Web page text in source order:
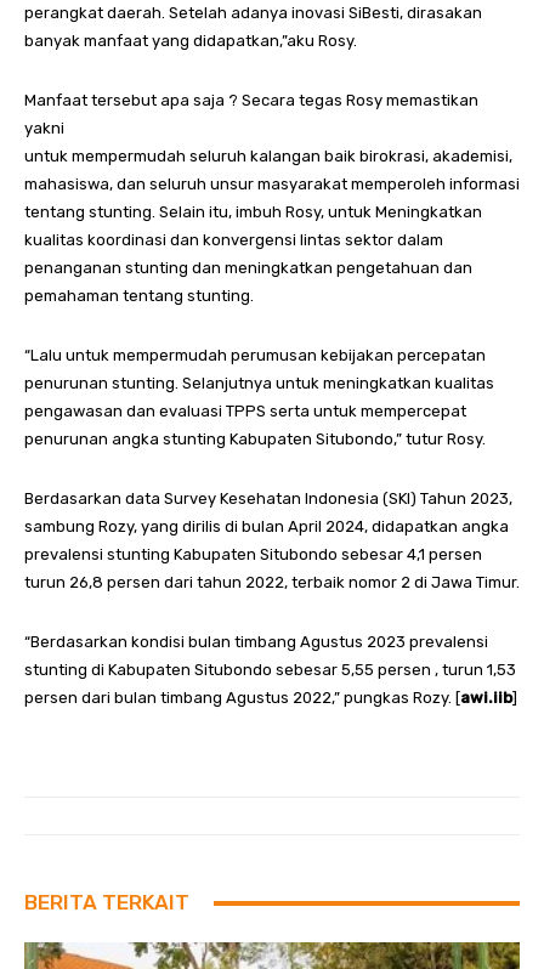
perangkat daerah. Setelah adanya inovasi SiBesti, dirasakan
banyak manfaat yang didapatkan,”aku Rosy.
Manfaat tersebut apa saja ? Secara tegas Rosy memastikan
yakni
untuk mempermudah seluruh kalangan baik birokrasi, akademisi,
mahasiswa, dan seluruh unsur masyarakat memperoleh informasi
tentang stunting. Selain itu, imbuh Rosy, untuk Meningkatkan
kualitas koordinasi dan konvergensi lintas sektor dalam
penanganan stunting dan meningkatkan pengetahuan dan
pemahaman tentang stunting.
“Lalu untuk mempermudah perumusan kebijakan percepatan
penurunan stunting. Selanjutnya untuk meningkatkan kualitas
pengawasan dan evaluasi TPPS serta untuk mempercepat
penurunan angka stunting Kabupaten Situbondo,” tutur Rosy.
Berdasarkan data Survey Kesehatan Indonesia (SKI) Tahun 2023,
sambung Rozy, yang dirilis di bulan April 2024, didapatkan angka
prevalensi stunting Kabupaten Situbondo sebesar 4,1 persen
turun 26,8 persen dari tahun 2022, terbaik nomor 2 di Jawa Timur.
“Berdasarkan kondisi bulan timbang Agustus 2023 prevalensi
stunting di Kabupaten Situbondo sebesar 5,55 persen , turun 1,53
persen dari bulan timbang Agustus 2022,” pungkas Rozy. [awi.iib]
BERITA TERKAIT